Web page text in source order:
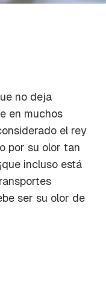
no deja
en muchos
el rey
por su olor tan
incluso está
ser su olor de